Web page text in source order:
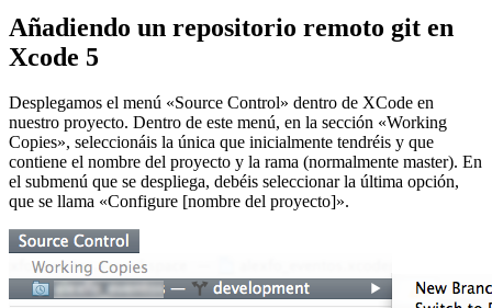
Añadiendo un repositorio remoto git en
Xcode 5
Desplegamos el menú «Source Control» dentro de XCode en
nuestro proyecto. Dentro de este menú, en la sección «Working
Copies», seleccionáis la única que inicialmente tendréis y que
contiene el nombre del proyecto y la rama (normalmente master). En
el submenú que se despliega, debéis seleccionar la última opción,
que se llama «Configure [nombre del proyecto]».